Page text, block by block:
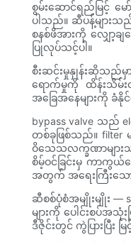
စွမ်းဆောင်ရည်မြင့်
ပါသည်။ ဆီပန့်များသ
စနစ်ဖိအားကို လျှော့
ပြုလုပ်သင့်ပါ။
စီးဆင်းမှုနှုန်းဆိုသည်
ရောက်မှုကို ထိန်းသိမ်း
အခြေအနေများကို ခံ
bypass valve သည်
တစ်ခုဖြစ်သည်။ filter
ဝိသေသလက္ခဏာများ
စိမ့်ဝင်ခြင်းမှ ကာကွယ်
အတွက် အရေးကြီးသေ
ဆီစစ်ပုံစံအမျိုးမျိုး —
များကို ပေါင်းစပ်အ
ဒီဇိုင်းတွင် ကွဲပြားပြီ